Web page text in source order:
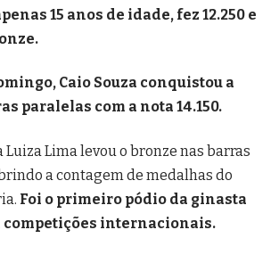
15 anos de idade, fez 12.250 e
Caio Souza conquistou a
paralelas com a nota 14.150.
Luiza Lima levou o bronze nas barras
a contagem de medalhas do
Foi o primeiro pódio da ginasta
competições internacionais.